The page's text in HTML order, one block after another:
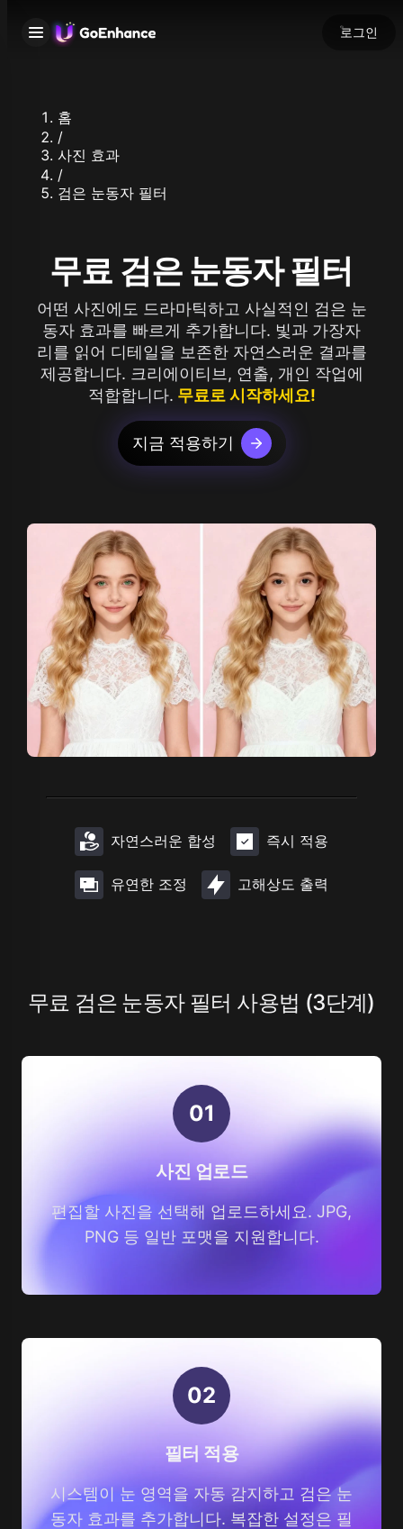
로그인
홈
/
사진 효과
/
검은 눈동자 필터
무료 검은 눈동자 필터
어떤 사진에도 드라마틱하고 사실적인 검은 눈
동자 효과를 빠르게 추가합니다. 빛과 가장자
리를 읽어 디테일을 보존한 자연스러운 결과를
제공합니다. 크리에이티브, 연출, 개인 작업에
적합합니다. 무료로 시작하세요!
지금 적용하기
자연스러운 합성 즉시 적용
유연한 조정 고해상도 출력
무료 검은 눈동자 필터 사용법 (3단계)
01
사진 업로드
편집할 사진을 선택해 업로드하세요. JPG,
PNG 등 일반 포맷을 지원합니다.
02
필터 적용
시스템이 눈 영역을 자동 감지하고 검은 눈
동자 효과를 추가합니다. 복잡한 설정은 필